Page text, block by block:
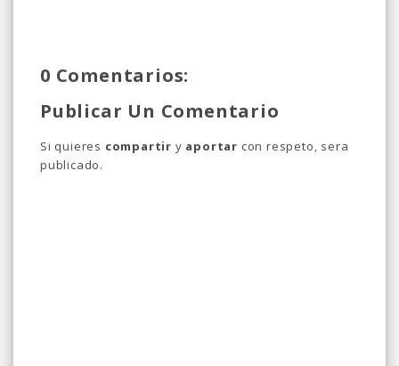
0 Comentarios:
Publicar Un Comentario
Si quieres compartir y aportar con respeto, sera
publicado.